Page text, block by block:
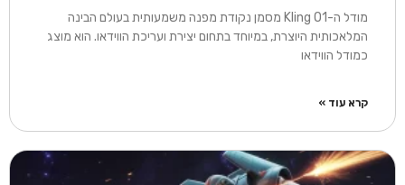
מודל ה-Kling O1 מסמן נקודת מפנה משמעותית בעולם הבינה
המלאכותית היוצרת, במיוחד בתחום יצירת ועריכת הווידאו. הוא מוצג
כמודל הווידאו
קרא עוד »